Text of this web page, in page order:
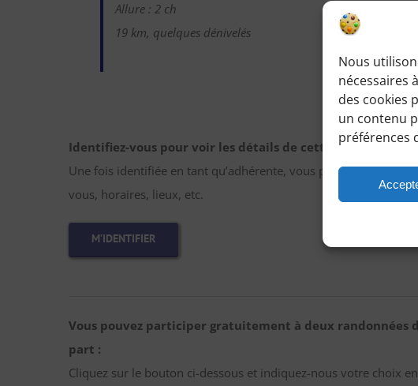
Nous
nécessaires
des cookies
un contenu
préférences
Allure : 2 ch
19 km, quelques dénivelés
Identifiez-vous pour voir les détails de cette randonnée:
Une fois identifiée en tant qu’adhérente, vous pourrez accéder
vous, horaires, lieux, etc.
M’IDENTIFIER
Vous pouvez participer gratuitement à deux randonnées
part :
Cliquez sur le bouton ci-dessous et indiquez-nous votre choix